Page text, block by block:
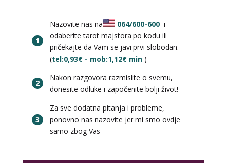
1
Nazovite nas na 064/600-600 i
odaberite tarot majstora po kodu ili
pričekajte da Vam se javi prvi slobodan.
(tel:0,93€ - mob:1,12€ min )
2
Nakon razgovora razmislite o svemu,
donesite odluke i započenite bolji život!
3
Za sve dodatna pitanja i probleme,
ponovno nas nazovite jer mi smo ovdje
samo zbog Vas